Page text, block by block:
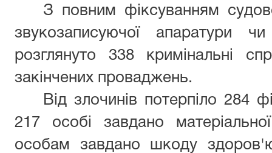
З повним фіксуванням
звукозаписуючої апаратури
розглянуто 338 кримінальні
закінчених проваджень.
Від злочинів потерпіло 284
217 особі завдано
особам завдано шкоду